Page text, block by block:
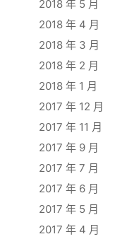
2018 年 5 月
2018 年 4 月
2018 年 3 月
2018 年 2 月
2018 年 1 月
2017 年 12 月
2017 年 11 月
2017 年 9 月
2017 年 7 月
2017 年 6 月
2017 年 5 月
2017 年 4 月